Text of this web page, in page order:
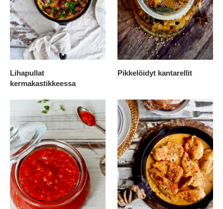
Lihapullat
kermakastikkeessa
Pikkelöidyt kantarellit